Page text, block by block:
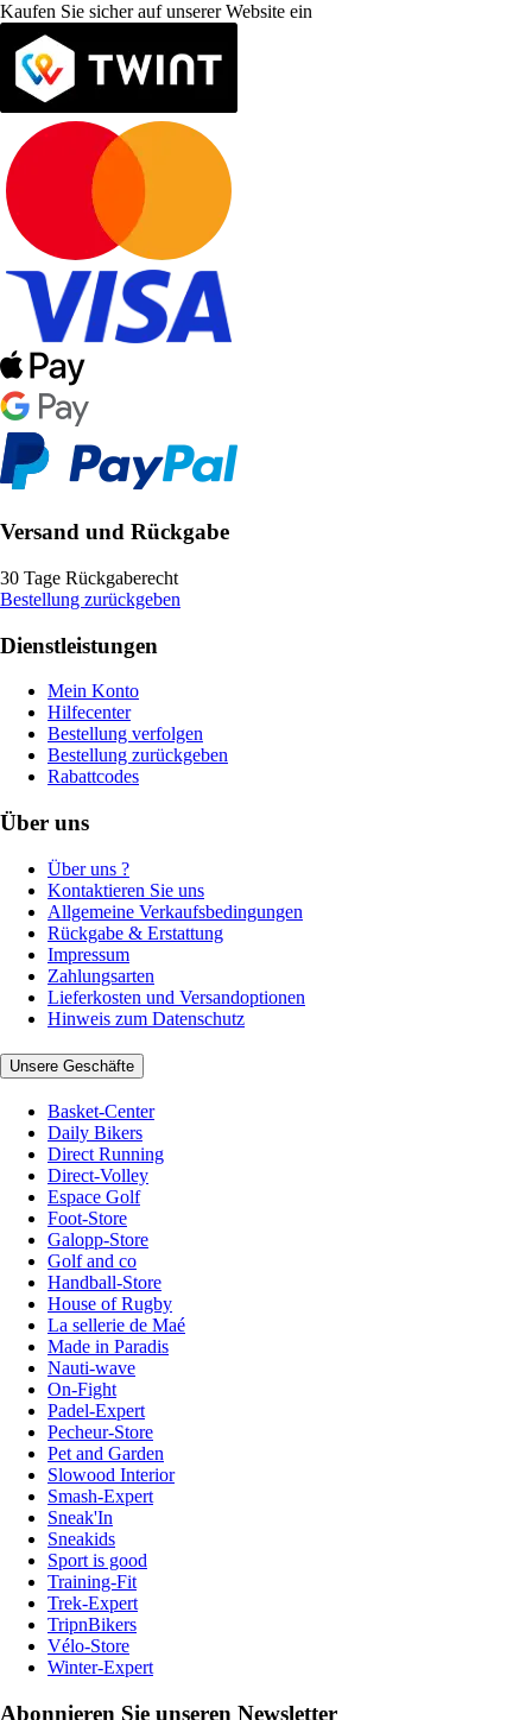
Kaufen Sie sicher auf unserer Website ein
Versand und Rückgabe
30 Tage Rückgaberecht
Bestellung zurückgeben
Dienstleistungen
Mein Konto
Hilfecenter
Bestellung verfolgen
Bestellung zurückgeben
Rabattcodes
Über uns
Über uns ?
Kontaktieren Sie uns
Allgemeine Verkaufsbedingungen
Rückgabe & Erstattung
Impressum
Zahlungsarten
Lieferkosten und Versandoptionen
Hinweis zum Datenschutz
Unsere Geschäfte
Basket-Center
Daily Bikers
Direct Running
Direct-Volley
Espace Golf
Foot-Store
Galopp-Store
Golf and co
Handball-Store
House of Rugby
La sellerie de Maé
Made in Paradis
Nauti-wave
On-Fight
Padel-Expert
Pecheur-Store
Pet and Garden
Slowood Interior
Smash-Expert
Sneak'In
Sneakids
Sport is good
Training-Fit
Trek-Expert
TripnBikers
Vélo-Store
Winter-Expert
Abonnieren Sie unseren Newsletter